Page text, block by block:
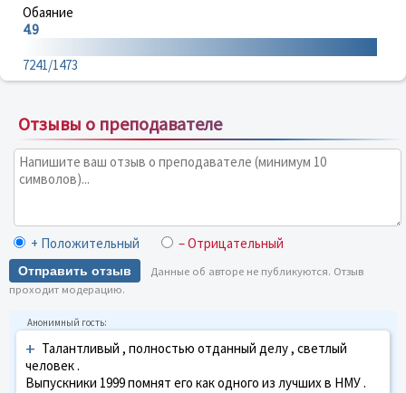
Обаяние
4.9
7241/1473
Отзывы о преподавателе
+ Положительный – Отрицательный
Отправить отзыв
Данные об авторе не публикуются. Отзыв
проходит модерацию.
+ Талантливый , полностью отданный делу , светлый
человек .
Выпускники 1999 помнят его как одного из лучших в НМУ .